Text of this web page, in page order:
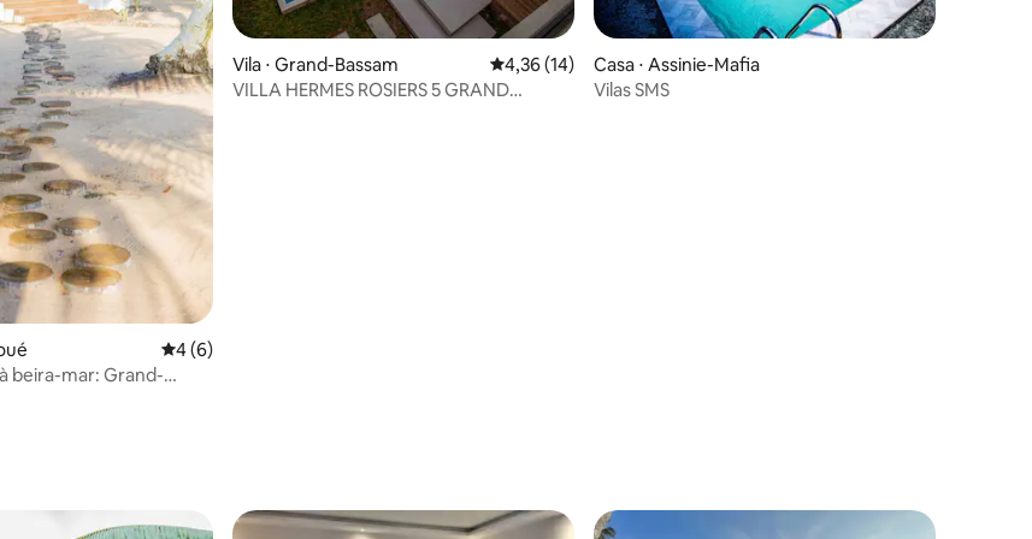
4 de uma avaliação média de 5, 6 avaliações
4 (6)
beira-mar: Grand-
Vila ⋅ Grand-Bassam 4,36 de uma avaliação média de 5, 14 avaliações
4,36 (14)
VILLA HERMES ROSIERS 5 GRAND
Casa ⋅ Assinie-Mafia
Vilas SMS